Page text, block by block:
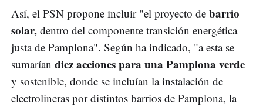
Así, el PSN propone incluir "el proyecto de barrio
solar, dentro del componente transición energética
justa de Pamplona". Según ha indicado, "a esta se
sumarían diez acciones para una Pamplona verde
y sostenible, donde se incluían la instalación de
electrolineras por distintos barrios de Pamplona, la